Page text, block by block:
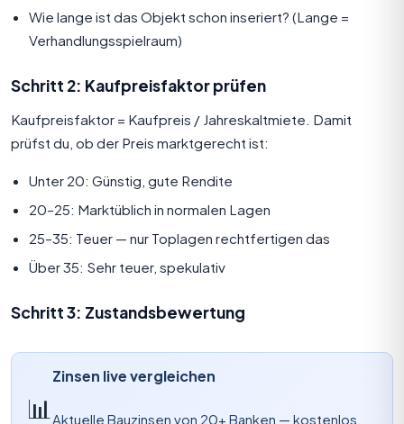
Wie lange ist das Objekt schon inseriert? (Lange =
Verhandlungsspielraum)
Schritt 2: Kaufpreisfaktor prüfen
Kaufpreisfaktor = Kaufpreis / Jahreskaltmiete. Damit
prüfst du, ob der Preis marktgerecht ist:
Unter 20: Günstig, gute Rendite
20–25: Marktüblich in normalen Lagen
25–35: Teuer — nur Toplagen rechtfertigen das
Über 35: Sehr teuer, spekulativ
Schritt 3: Zustandsbewertung
📊
Zinsen live vergleichen
Aktuelle Bauzinsen von 20+ Banken — kostenlos,